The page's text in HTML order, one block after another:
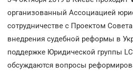
организованный Ассоциацией
сотрудничестве с Проектом
внедрения судебной реформы в
поддержке Юридической группы
обсуждаются вопросы